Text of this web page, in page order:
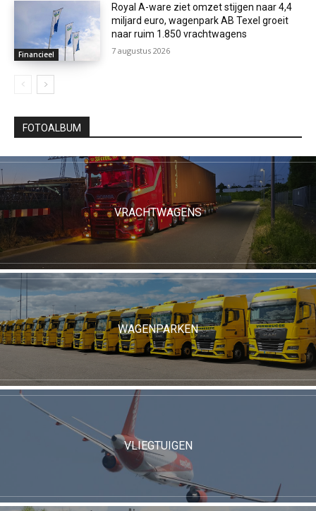
Financieel
Royal A-ware ziet omzet stijgen naar 4,4
miljard euro, wagenpark AB Texel groeit
naar ruim 1.850 vrachtwagens
7 augustus 2026
FOTOALBUM
VRACHTWAGENS
WAGENPARKEN
VLIEGTUIGEN